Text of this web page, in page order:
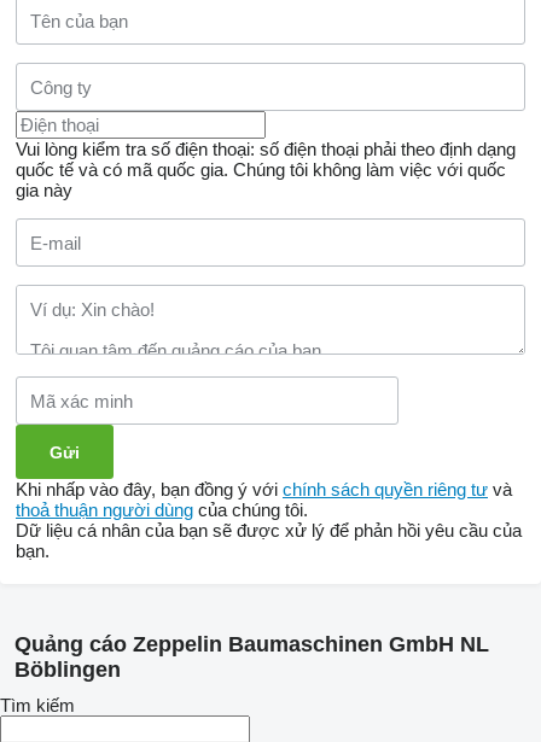
Vui lòng kiểm tra số điện thoại: số điện thoại phải theo định dạng
quốc tế và có mã quốc gia. Chúng tôi không làm việc với quốc
gia này
Khi nhấp vào đây, bạn đồng ý với chính sách quyền riêng tư và
thoả thuận người dùng của chúng tôi.
Dữ liệu cá nhân của bạn sẽ được xử lý để phản hồi yêu cầu của
bạn.
Quảng cáo Zeppelin Baumaschinen GmbH NL
Böblingen
Tìm kiếm